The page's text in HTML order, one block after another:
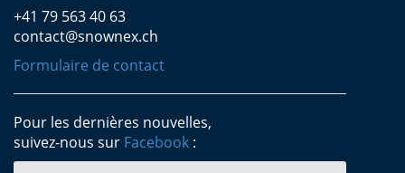
+41 79 563 40 63
contact@snownex.ch
Formulaire de contact
Pour les dernières nouvelles,
suivez-nous sur Facebook :